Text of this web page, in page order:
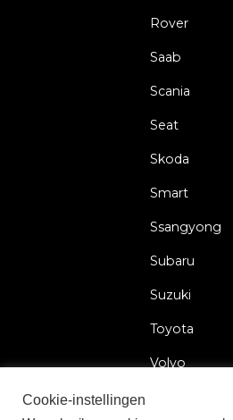
Rover
Saab
Scania
Seat
Skoda
Smart
Ssangyong
Subaru
Suzuki
Toyota
Volvo
Cookie-instellingen